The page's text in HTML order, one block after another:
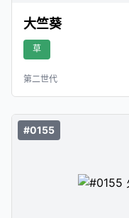
大竺葵
草
第二世代
#0155